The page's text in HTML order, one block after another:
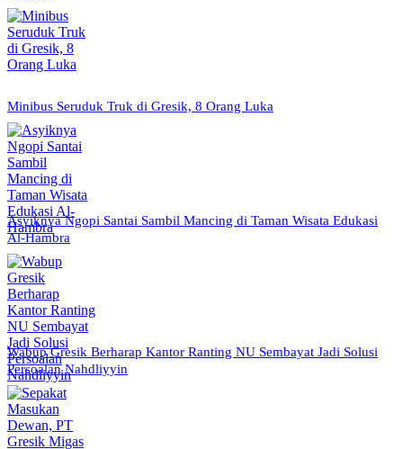
Minibus Seruduk Truk di Gresik, 8 Orang Luka
Asyiknya Ngopi Santai Sambil Mancing di Taman Wisata Edukasi
Al-Hambra
Wabup Gresik Berharap Kantor Ranting NU Sembayat Jadi Solusi
Persoalan Nahdliyyin